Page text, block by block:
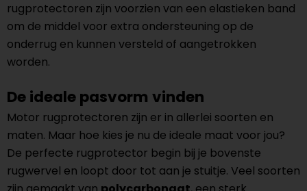
rugprotectoren zijn voorzien van een elastieken band
om de middel voor extra ondersteuning op de
onderrug en kunnen versteld of aangetrokken
worden.
De ideale pasvorm vinden
Motor rugprotectoren zijn er in allerlei soorten en
maten. Maar hoe kies je nu de ideale maat voor jou?
De perfecte rugprotector begin bij je bovenste
rugwervel en loopt door tot aan je stuitje. Veel soorten